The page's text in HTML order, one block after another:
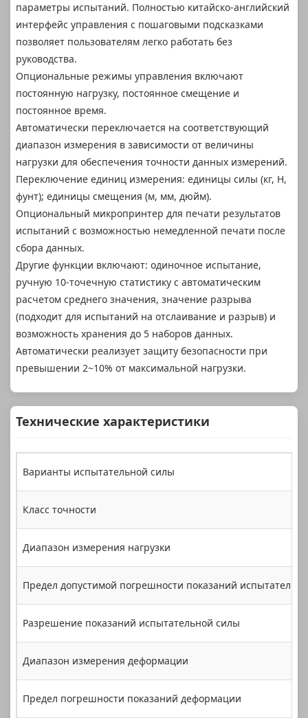
параметры испытаний. Полностью китайско-английский
интерфейс управления с пошаговыми подсказками
позволяет пользователям легко работать без
руководства.
Опциональные режимы управления включают
постоянную нагрузку, постоянное смещение и
постоянное время.
Автоматически переключается на соответствующий
диапазон измерения в зависимости от величины
нагрузки для обеспечения точности данных измерений.
Переключение единиц измерения: единицы силы (кг, Н,
фунт); единицы смещения (м, мм, дюйм).
Опциональный микропринтер для печати результатов
испытаний с возможностью немедленной печати после
сбора данных.
Другие функции включают: одиночное испытание,
ручную 10-точечную статистику с автоматическим
расчетом среднего значения, значение разрыва
(подходит для испытаний на отслаивание и разрыв) и
возможность хранения до 5 наборов данных.
Автоматически реализует защиту безопасности при
превышении 2~10% от максимальной нагрузки.
Технические характеристики
Варианты испытательной силы
Класс точности
Диапазон измерения нагрузки
Предел допустимой погрешности показаний
Разрешение показаний испытательной силы
Диапазон измерения деформации
Предел погрешности показаний деформации